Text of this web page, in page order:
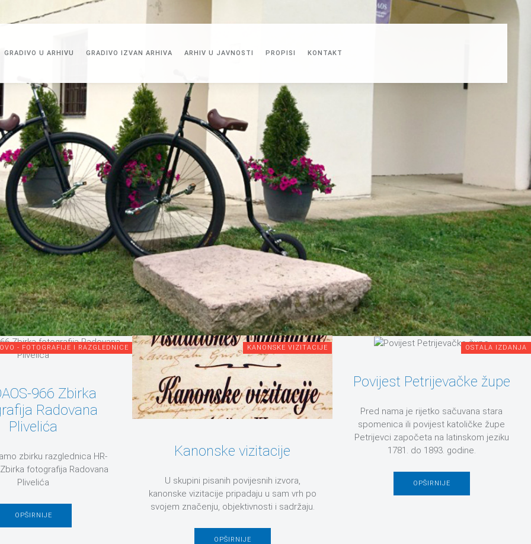
GRADIVO U ARHIVU GRADIVO IZVAN ARHIVA ARHIV U JAVNOSTI PROPISI KONTAKT
- FOTOGRAFIJE I RAZGLEDNICE
966 Zbirka
Radovana
Plivelića
zbirku razglednica HR-
fotografija Radovana
Plivelića
OPŠIRNIJE
KANONSKE VIZITACIJE
Kanonske vizitacije
U skupini pisanih povijesnih izvora,
kanonske vizitacije pripadaju u sam vrh po
svojem značenju, objektivnosti i sadržaju.
OPŠIRNIJE
OSTALA IZDANJA
Povijest Petrijevačke župe
Pred nama je rijetko sačuvana stara
spomenica ili povijest katoličke župe
Petrijevci započeta na latinskom jeziku
1781. do 1893. godine.
OPŠIRNIJE